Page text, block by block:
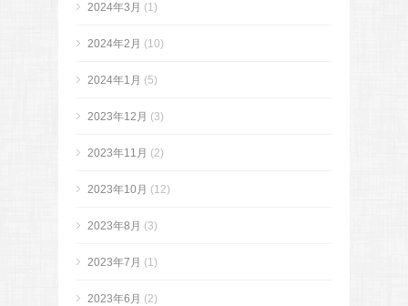
2024年3月 (1)
2024年2月 (10)
2024年1月 (5)
2023年12月 (3)
2023年11月 (2)
2023年10月 (12)
2023年8月 (3)
2023年7月 (1)
2023年6月 (2)